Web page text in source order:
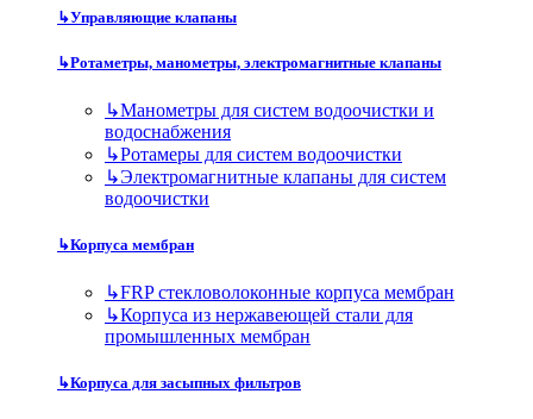
↳Управляющие клапаны
↳Ротаметры, манометры, электромагнитные клапаны
↳Манометры для систем водоочистки и
водоснабжения
↳Ротамеры для систем водоочистки
↳Электромагнитные клапаны для систем
водоочистки
↳Корпуса мембран
↳FRP стекловолоконные корпуса мембран
↳Корпуса из нержавеющей стали для
промышленных мембран
↳Корпуса для засыпных фильтров